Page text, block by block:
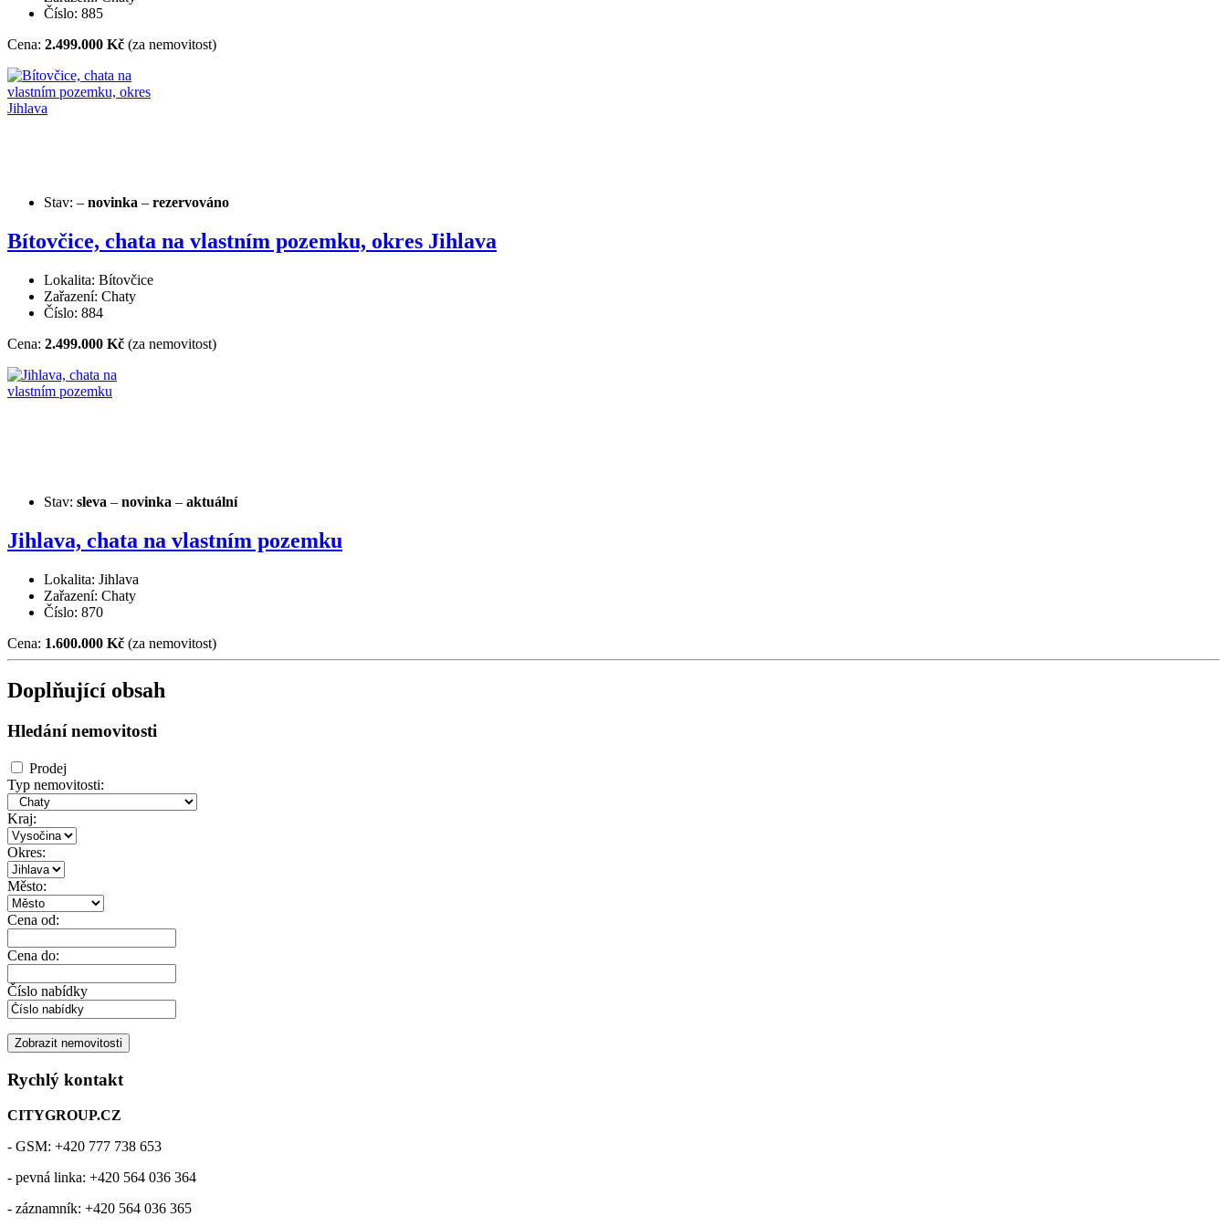
Číslo: 885
Cena: 2.499.000 Kč (za nemovitost)
Stav: – novinka – rezervováno
Bítovčice, chata na vlastním pozemku, okres Jihlava
Lokalita: Bítovčice
Zařazení: Chaty
Číslo: 884
Cena: 2.499.000 Kč (za nemovitost)
Stav: sleva – novinka – aktuální
Jihlava, chata na vlastním pozemku
Lokalita: Jihlava
Zařazení: Chaty
Číslo: 870
Cena: 1.600.000 Kč (za nemovitost)
Doplňující obsah
Hledání nemovitosti
Prodej
Typ nemovitosti:
Kraj:
Okres:
Město:
Cena od:
Cena do:
Číslo nabídky
Rychlý kontakt
CITYGROUP.CZ
- GSM: +420 777 738 653
- pevná linka: +420 564 036 364
- záznamník: +420 564 036 365